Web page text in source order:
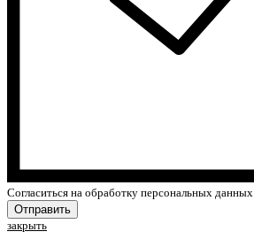
Cогласиться на обработку персональных данных
Отправить
закрыть